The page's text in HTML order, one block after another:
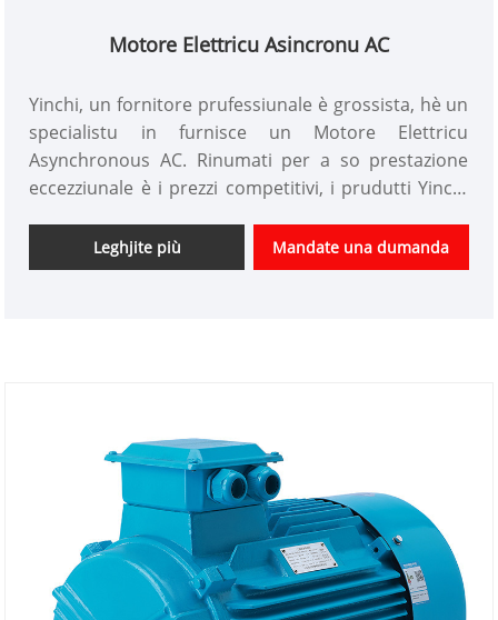
Motore Elettricu Asincronu AC
Yinchi, un fornitore prufessiunale è grossista, hè un
specialistu in furnisce un Motore Elettricu
Asynchronous AC. Rinumati per a so prestazione
eccezziunale è i prezzi competitivi, i prudutti Yinchi
cumpagnia hè impegnata à furnisce l'innuvazione è
e soluzioni di alta qualità, superendu sempre
Leghjite più Mandate una dumanda